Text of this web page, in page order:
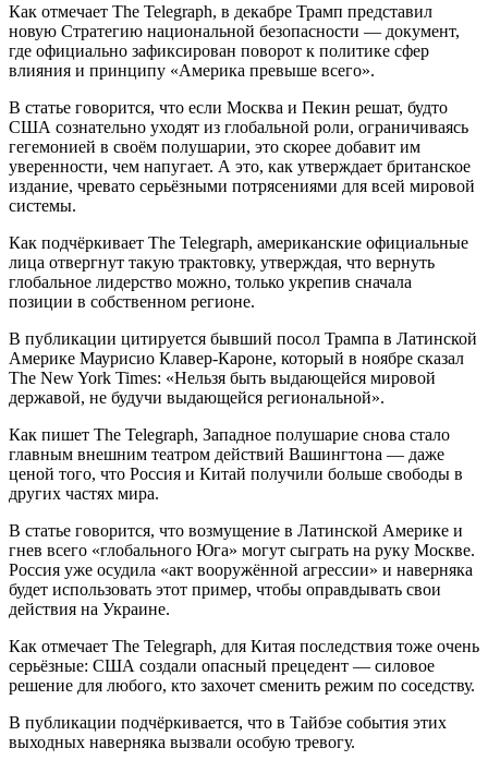
Как отмечает The Telegraph, в декабре Трамп представил
новую Стратегию национальной безопасности — документ,
где официально зафиксирован поворот к политике сфер
влияния и принципу «Америка превыше всего».
В статье говорится, что если Москва и Пекин решат, будто
США сознательно уходят из глобальной роли, ограничиваясь
гегемонией в своём полушарии, это скорее добавит им
уверенности, чем напугает. А это, как утверждает британское
издание, чревато серьёзными потрясениями для всей мировой
системы.
Как подчёркивает The Telegraph, американские официальные
лица отвергнут такую трактовку, утверждая, что вернуть
глобальное лидерство можно, только укрепив сначала
позиции в собственном регионе.
В публикации цитируется бывший посол Трампа в Латинской
Америке Маурисио Клавер-Кароне, который в ноябре сказал
The New York Times: «Нельзя быть выдающейся мировой
державой, не будучи выдающейся региональной».
Как пишет The Telegraph, Западное полушарие снова стало
главным внешним театром действий Вашингтона — даже
ценой того, что Россия и Китай получили больше свободы в
других частях мира.
В статье говорится, что возмущение в Латинской Америке и
гнев всего «глобального Юга» могут сыграть на руку Москве.
Россия уже осудила «акт вооружённой агрессии» и наверняка
будет использовать этот пример, чтобы оправдывать свои
действия на Украине.
Как отмечает The Telegraph, для Китая последствия тоже очень
серьёзные: США создали опасный прецедент — силовое
решение для любого, кто захочет сменить режим по соседству.
В публикации подчёркивается, что в Тайбэе события этих
выходных наверняка вызвали особую тревогу.